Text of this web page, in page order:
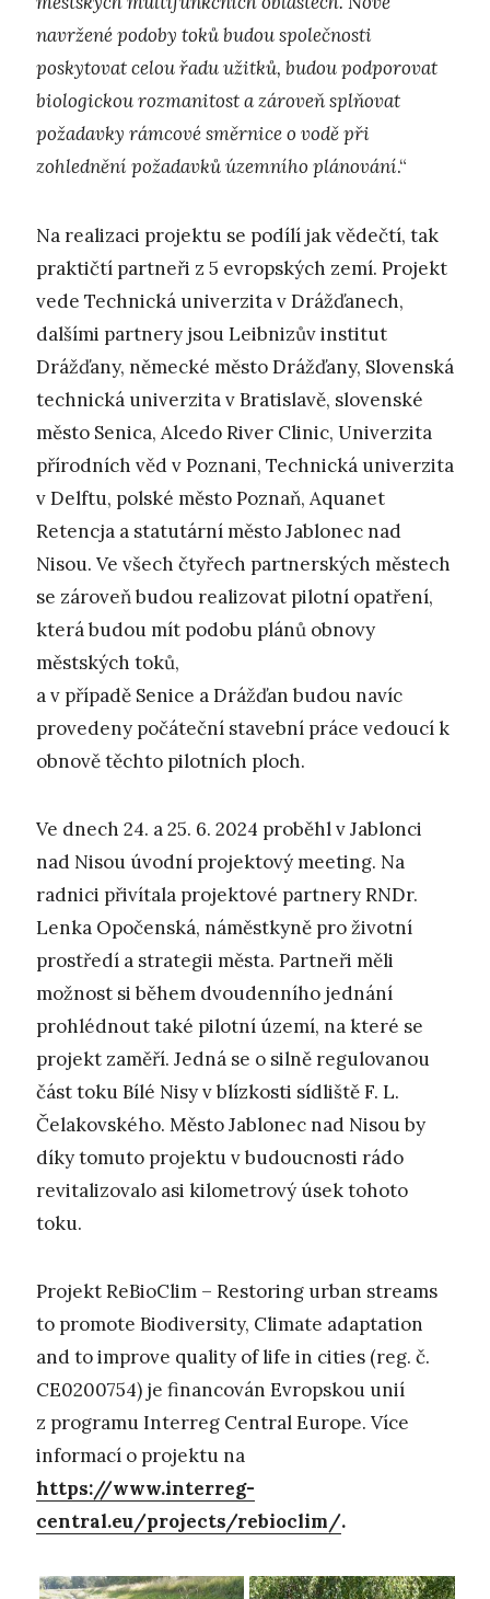
navržené podoby toků budou společnosti
poskytovat celou řadu užitků, budou podporovat
biologickou rozmanitost a zároveň splňovat
požadavky rámcové směrnice o vodě při
zohlednění požadavků územního plánování.“
Na realizaci projektu se podílí jak vědečtí, tak
praktičtí partneři z 5 evropských zemí. Projekt
vede Technická univerzita v Drážďanech,
dalšími partnery jsou Leibnizův institut
Drážďany, německé město Drážďany, Slovenská
technická univerzita v Bratislavě, slovenské
město Senica, Alcedo River Clinic, Univerzita
přírodních věd v Poznani, Technická univerzita
v Delftu, polské město Poznaň, Aquanet
Retencja a statutární město Jablonec nad
Nisou. Ve všech čtyřech partnerských městech
se zároveň budou realizovat pilotní opatření,
která budou mít podobu plánů obnovy
městských toků,
a v případě Senice a Drážďan budou navíc
provedeny počáteční stavební práce vedoucí k
obnově těchto pilotních ploch.
Ve dnech 24. a 25. 6. 2024 proběhl v Jablonci
nad Nisou úvodní projektový meeting. Na
radnici přivítala projektové partnery RNDr.
Lenka Opočenská, náměstkyně pro životní
prostředí a strategii města. Partneři měli
možnost si během dvoudenního jednání
prohlédnout také pilotní území, na které se
projekt zaměří. Jedná se o silně regulovanou
část toku Bílé Nisy v blízkosti sídliště F. L.
Čelakovského. Město Jablonec nad Nisou by
díky tomuto projektu v budoucnosti rádo
revitalizovalo asi kilometrový úsek tohoto
toku.
Projekt ReBioClim – Restoring urban streams
to promote Biodiversity, Climate adaptation
and to improve quality of life in cities (reg. č.
CE0200754) je financován Evropskou unií
z programu Interreg Central Europe. Více
informací o projektu na
https://www.interreg-
central.eu/projects/rebioclim/.